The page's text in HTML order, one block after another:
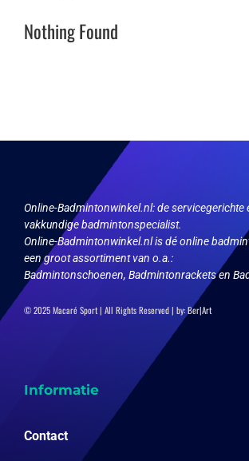
Nothing Found
Online-Badmintonwinkel.nl:de servicegerichte
vakkundige badmintonspecialist.
Online-Badmintonwinkel.nl is dé online
een groot assortiment van o.a.:
Badmintonschoenen, Badmintonrackets en
© 2025 Macaré Sport | All Rights Reserved | by:Ber|Art
Informatie
Contact